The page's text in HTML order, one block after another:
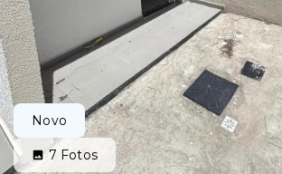
Novo
7 Fotos